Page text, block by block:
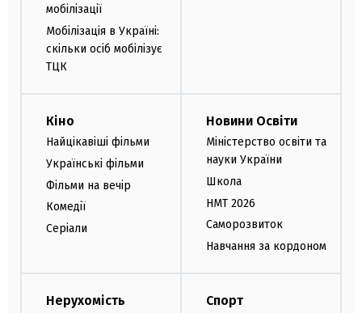
мобілізації
Мобілізація в Україні:
скільки осіб мобілізує
ТЦК
Кіно
Найцікавіші фільми
Українські фільми
Фільми на вечір
Комедії
Серіали
Новини Освіти
Міністерство освіти та
науки України
Школа
НМТ 2026
Саморозвиток
Навчання за кордоном
Нерухомість Спорт